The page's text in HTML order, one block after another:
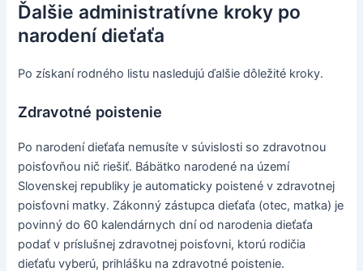
Ďalšie administratívne kroky po
narodení dieťaťa
Po získaní rodného listu nasledujú ďalšie dôležité kroky.
Zdravotné poistenie
Po narodení dieťaťa nemusíte v súvislosti so zdravotnou
poisťovňou nič riešiť. Bábätko narodené na území
Slovenskej republiky je automaticky poistené v zdravotnej
poisťovni matky. Zákonný zástupca dieťaťa (otec, matka) je
povinný do 60 kalendárnych dní od narodenia dieťaťa
podať v príslušnej zdravotnej poisťovni, ktorú rodičia
dieťaťu vyberú, prihlášku na zdravotné poistenie.